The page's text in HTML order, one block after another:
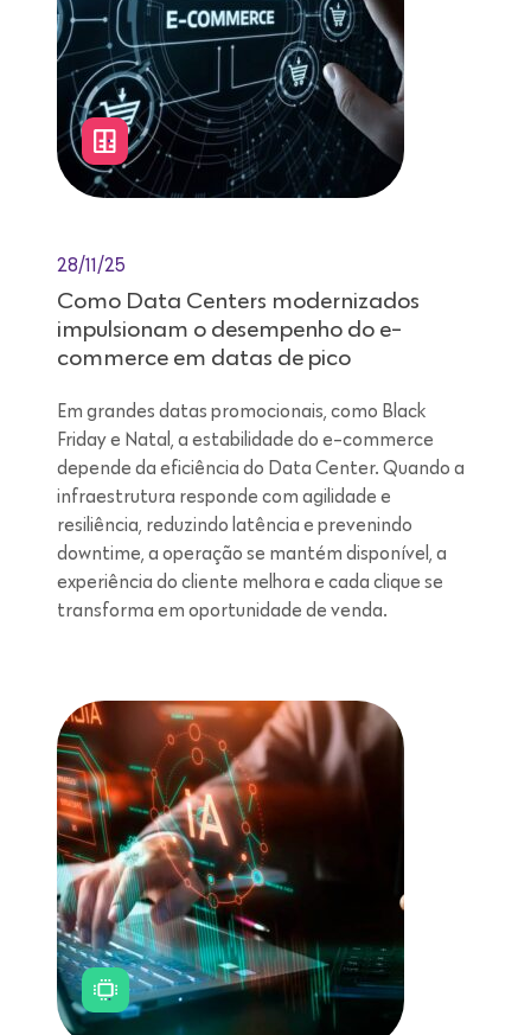
28/11/25
Como Data Centers modernizados
impulsionam o desempenho do e-
commerce em datas de pico
Em grandes datas promocionais, como Black
Friday e Natal, a estabilidade do e-commerce
depende da eficiência do Data Center. Quando a
infraestrutura responde com agilidade e
resiliência, reduzindo latência e prevenindo
downtime, a operação se mantém disponível, a
experiência do cliente melhora e cada clique se
transforma em oportunidade de venda.